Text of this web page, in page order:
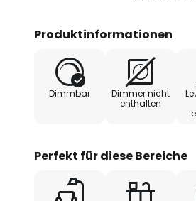
klassisch
die Lampe
der
geholt
die ihr
Produktinformationen
Dimmbar
Dimmer nicht
enthalten
Perfekt für diese Bereiche